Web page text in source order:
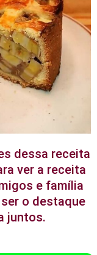
dessa receita
ver a receita
e família
o destaque
juntos.